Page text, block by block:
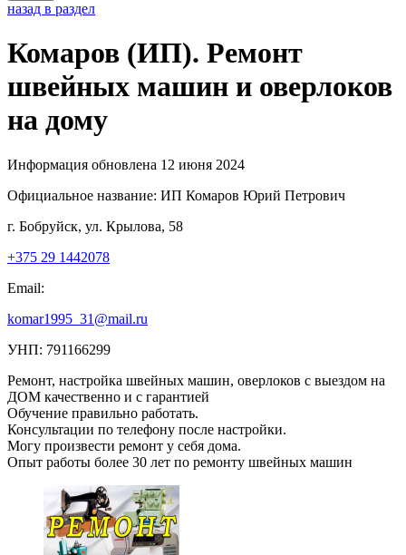
назад в раздел
Комаров (ИП). Ремонт
швейных машин и оверлоков
на дому
Информация обновлена 12 июня 2024
Официальное название: ИП Комаров Юрий Петрович
г. Бобруйск, ул. Крылова, 58
+375 29 1442078
Email:
komar1995_31@mail.ru
УНП: 791166299
Ремонт, настройка швейных машин, оверлоков с выездом на
ДОМ качественно и с гарантией
Обучение правильно работать.
Консультации по телефону после настройки.
Могу произвести ремонт у себя дома.
Опыт работы более 30 лет по ремонту швейных машин